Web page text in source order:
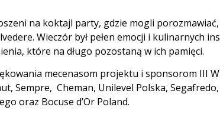
na koktajl party, gdzie mogli
Wieczór był pełen emocji i kulinarnych
które na długo pozostaną w ich pamięci.
mecenasom projektu i sponsorom III
Sempre, Cheman, Unilevel Polska,
oraz Bocuse d’Or Poland.